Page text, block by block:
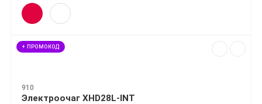
+ ПРОМОКОД
910
Электроочаг XHD28L-INT